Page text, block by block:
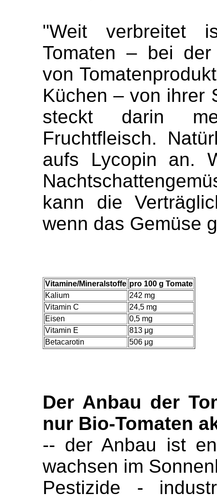
"Weit verbreitet
Tomaten – bei der
von
Küchen – von ihrer
steckt darin
Fruchtfleisch.
aufs Lycopin an.
kann die
wenn das Gemüse
Vitamine/Mineralstoffe pro 100 g Tomate
Kalium
242 mg
Vitamin C
24,5 mg
Eisen
0,5 mg
Vitamin E
813 μg
Betacarotin
506 μg
Der Anbau der
nur Bio-Tomaten
-- der Anbau ist
wachsen im
Pestizide -